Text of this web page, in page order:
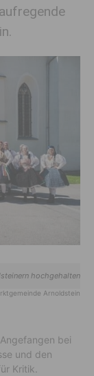
hochgehalten
Arnoldstein
bei
und den
Kritik.